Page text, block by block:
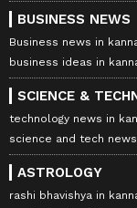
BUSINESS NEWS
Business news in
business ideas in
SCIENCE &
technology news in
science and tech news
ASTROLOGY
rashi bhavishya in